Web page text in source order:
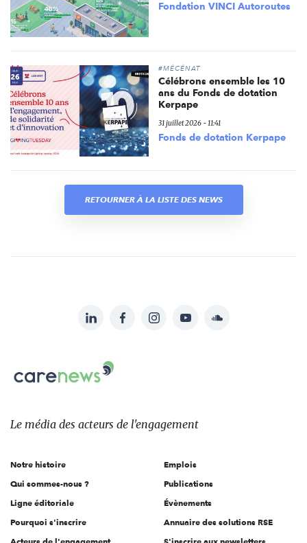
Fondation VINCI Autoroutes
#MÉCÉNAT
Célébrons ensemble les 10
ans du Fonds de dotation
Kerpape
31 juillet 2026 - 11:41
Fonds de dotation Kerpape
RETOURNER À LA LISTE DES NEWS
sur:
LinkedInFacebookInstagramYouTubeSoundcloud
Le
des
l'engagement
Le média des acteurs de l'engagement
Notre histoire
Qui sommes-nous ?
Ligne éditoriale
Pourquoi s'inscrire
Emplois
Publications
Évènements
Annuaire des solutions RSE